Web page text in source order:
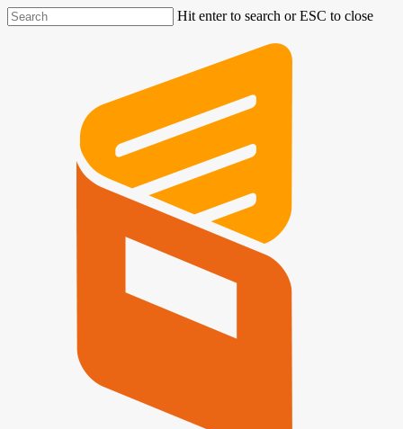
Hit enter to search or ESC to close